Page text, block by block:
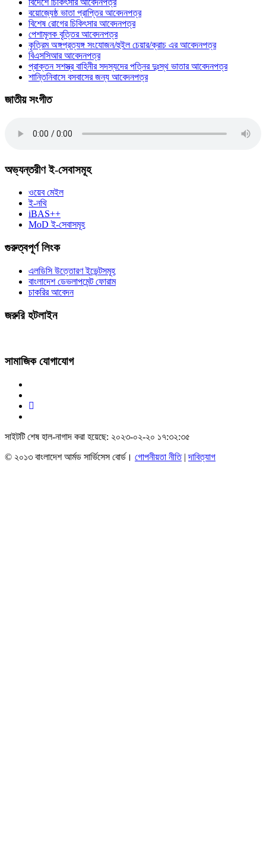
বয়োজ্যেষ্ঠ ভাতা প্রাপ্তির আবেদনপত্র
বিশেষ রোগের চিকিৎসার আবেদনপত্র
পেশামূলক বৃত্তির আবেদনপত্র
কৃত্রিম অঙ্গপ্রত্যঙ্গ সংযোজন/হুইল চেয়ার/ক্রাচ এর আবেদনপত্র
বিএসসিআর আবেদনপত্র
প্রাক্তন সশস্ত্র বাহিনীর সদস্যদের পত্নির দুঃস্থ ভাতার আবেদনপত্র
শান্তিনিবাসে বসবাসের জন্য আবেদনপত্র
জাতীয় সংগীত
অভ্যন্তরীণ ই-সেবাসমূহ
ওয়েব মেইল
ই-নথি
iBAS++
MoD ই-সেবাসমূহ
গুরুত্বপূর্ণ লিংক
এলডিসি উত্তোরণ ইভেন্টসমূহ
বাংলাদেশ ডেভলাপমেন্ট ফোরাম
চাকরির আবেদন
জরুরি হটলাইন
সামাজিক যোগাযোগ
সাইটটি শেষ হাল-নাগাদ করা হয়েছে: ২০২৩-০২-২০ ১৭:৩২:৩৫
© ২০১৩ বাংলাদেশ আর্মড সার্ভিসেস বোর্ড। গোপনীয়তা নীতি|দাবিত্যাগ